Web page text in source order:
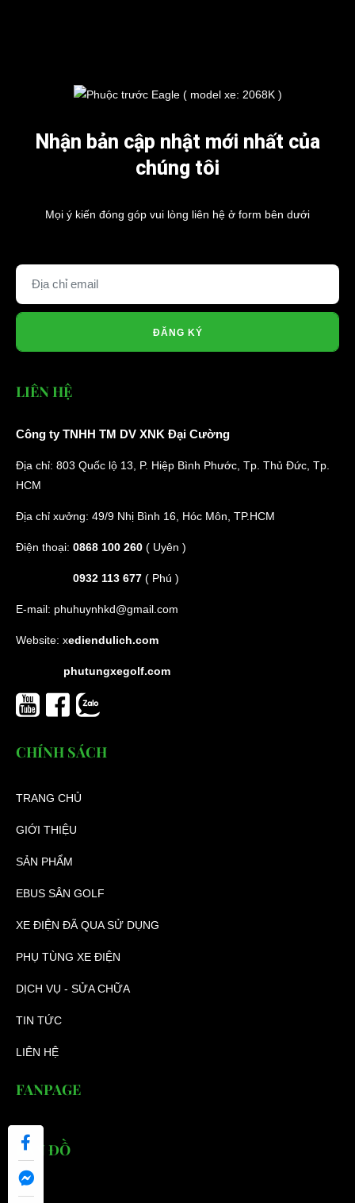
Nhận bản cập nhật mới nhất của
chúng tôi
Mọi ý kiến đóng góp vui lòng liên hệ ở form bên dưới
ĐĂNG KÝ
LIÊN HỆ
Công ty TNHH TM DV XNK Đại Cường
Địa chỉ: 803 Quốc lộ 13, P. Hiệp Bình Phước, Tp. Thủ Đức, Tp.
HCM
Địa chỉ xưởng: 49/9 Nhị Bình 16, Hóc Môn, TP.HCM
Điện thoại: 0868 100 260 ( Uyên )
0932 113 677 ( Phú )
E-mail: phuhuynhkd@gmail.com
Website: xediendulich.com
phutungxegolf.com
CHÍNH SÁCH
TRANG CHỦ
GIỚI THIỆU
SẢN PHẨM
EBUS SÂN GOLF
XE ĐIỆN ĐÃ QUA SỬ DỤNG
PHỤ TÙNG XE ĐIỆN
DỊCH VỤ - SỬA CHỮA
TIN TỨC
LIÊN HỆ
FANPAGE
BẢN ĐỒ